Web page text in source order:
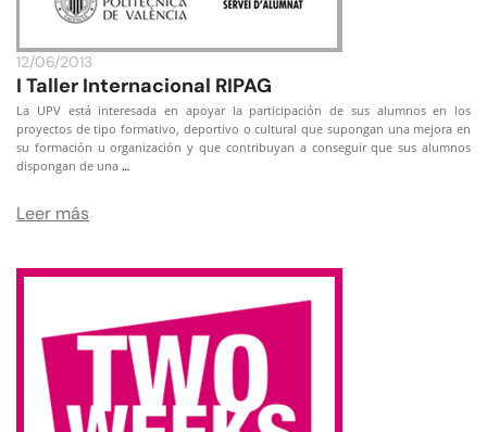
12/06/2013
I Taller Internacional RIPAG
La UPV está interesada en apoyar la participación de sus alumnos en los
proyectos de tipo formativo, deportivo o cultural que supongan una mejora en
su formación u organización y que contribuyan a conseguir que sus alumnos
dispongan de una …
Leer más